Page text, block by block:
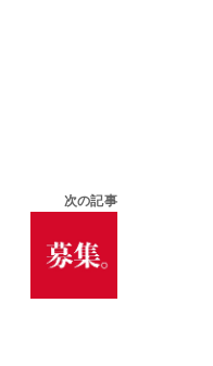
次の記事